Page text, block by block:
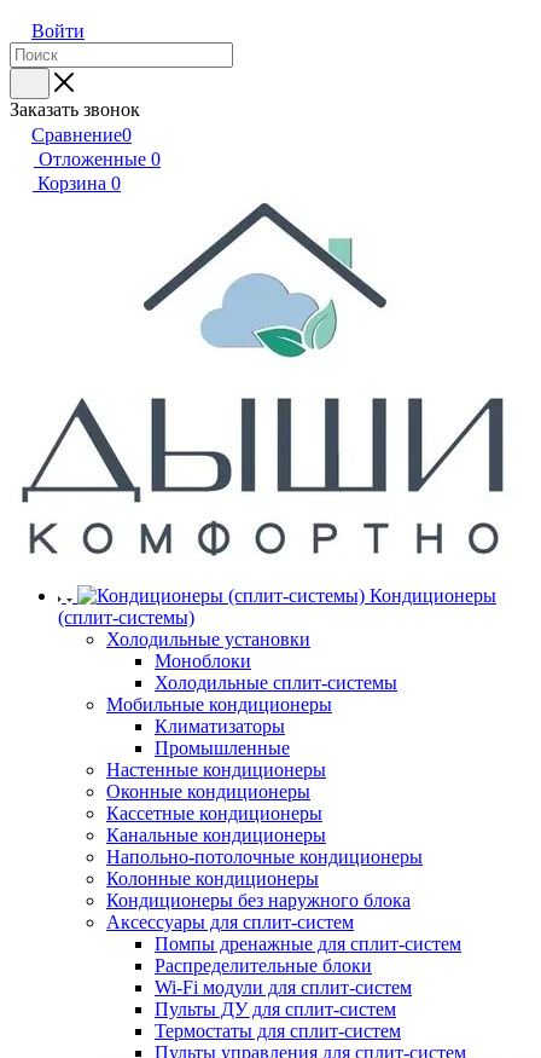
Войти
Заказать звонок
Сравнение0
Отложенные 0
Корзина 0
Кондиционеры
(сплит-системы)
Холодильные установки
Моноблоки
Холодильные сплит-системы
Мобильные кондиционеры
Климатизаторы
Промышленные
Настенные кондиционеры
Оконные кондиционеры
Кассетные кондиционеры
Канальные кондиционеры
Напольно-потолочные кондиционеры
Колонные кондиционеры
Кондиционеры без наружного блока
Аксессуары для сплит-систем
Помпы дренажные для сплит-систем
Распределительные блоки
Wi-Fi модули для сплит-систем
Пульты ДУ для сплит-систем
Термостаты для сплит-систем
Пульты управления для сплит-систем